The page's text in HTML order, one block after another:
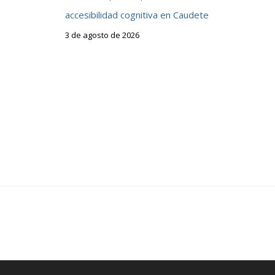
accesibilidad cognitiva en Caudete
3 de agosto de 2026